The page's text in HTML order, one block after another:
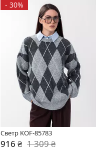
- 30%
Светр KOF-85783
916 ₴ 1 309 ₴